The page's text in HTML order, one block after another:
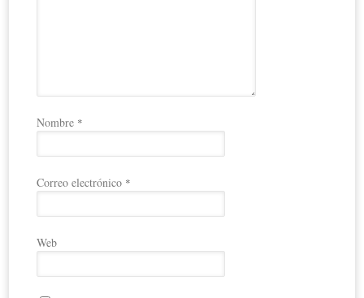
Nombre *
Correo electrónico *
Web